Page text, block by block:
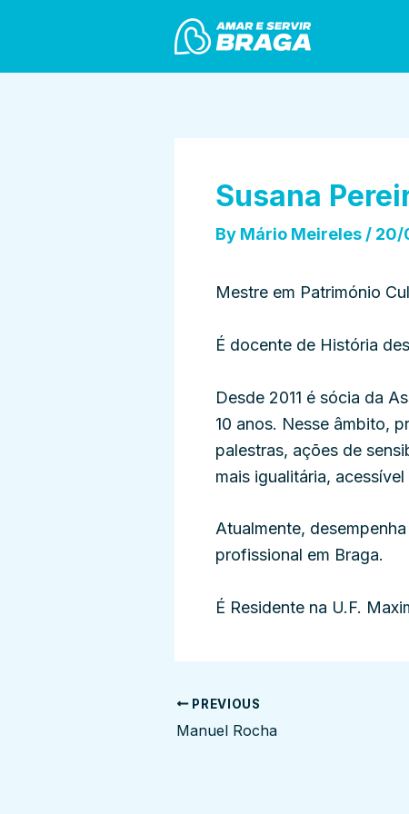
Susana
By Mário Meireles / 20/
Mestre em Património
É docente de História
Desde 2011 é sócia da
10 anos. Nesse âmbito,
palestras, ações de
mais igualitária, acessível
Atualmente,
profissional em Braga.
É Residente na U.F.
navigation
PREVIOUS
Manuel Rocha